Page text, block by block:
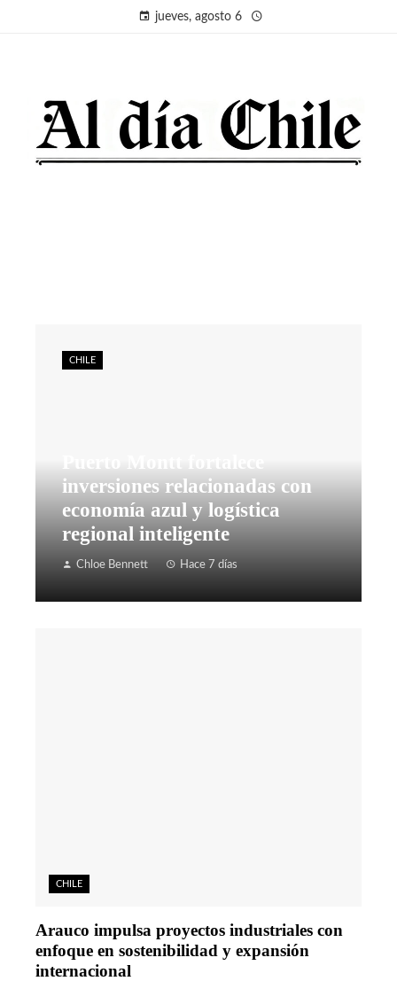
jueves, agosto 6
inversiones relacionadas con
economía azul y logística
regional inteligente
Chloe Bennett Hace 7 días
CHILE
CHILE
Arauco impulsa proyectos industriales con
enfoque en sostenibilidad y expansión
internacional